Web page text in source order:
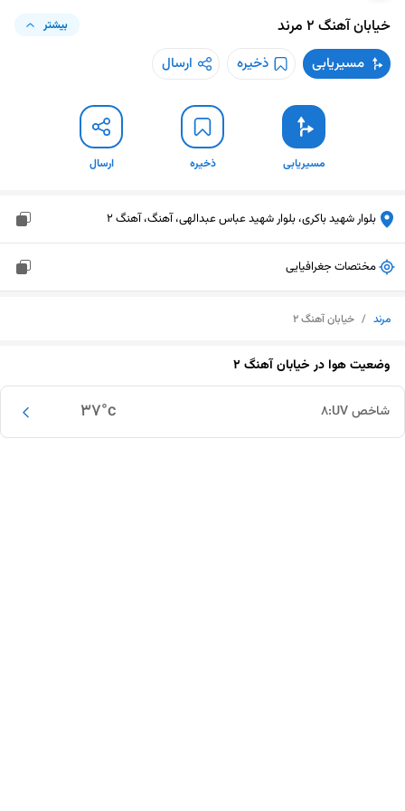
خیابان آهنگ 2 مرند بیشتر
مسیریابی ذخیره ارسال
مسیریابی ذخیره ارسال
بلوار شهید باکری، بلوار شهید عباس عبدالهی، آهنگ، آهنگ 2
مختصات جغرافیایی
مرند / خیابان آهنگ 2
وضعیت هوا درخیابان آهنگ 2
37°c شاخص UV: 8